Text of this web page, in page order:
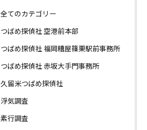
全てのカテゴリー
つばめ探偵社 空港前本部
つばめ探偵社 福岡糟屋篠栗駅前事務所
つばめ探偵社 赤坂大手門事務所
久留米つばめ探偵社
浮気調査
素行調査